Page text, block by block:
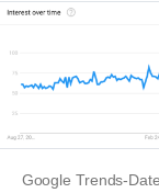
Google Trends-